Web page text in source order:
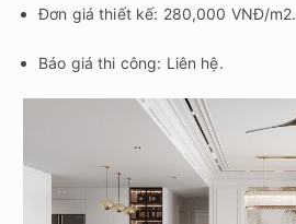
Đơn giá thiết kế: 280,000 VNĐ/m2.
Báo giá thi công: Liên hệ.